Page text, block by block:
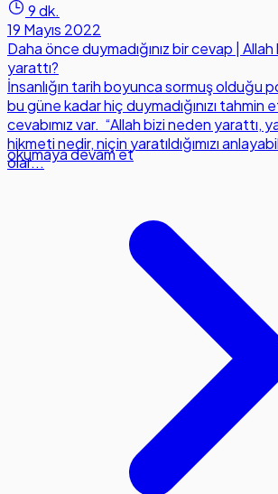
9 dk.
19 Mayıs 2022
Daha önce duymadığınız bir cevap |
yarattı?
İnsanlığın tarih boyunca sormuş olduğu
bu güne kadar hiç duymadığınızı tahmin
cevabımız var. “Allah bizi neden yarattı,
hikmeti nedir, niçin yaratıldığımızı
olar...
okumaya devam et